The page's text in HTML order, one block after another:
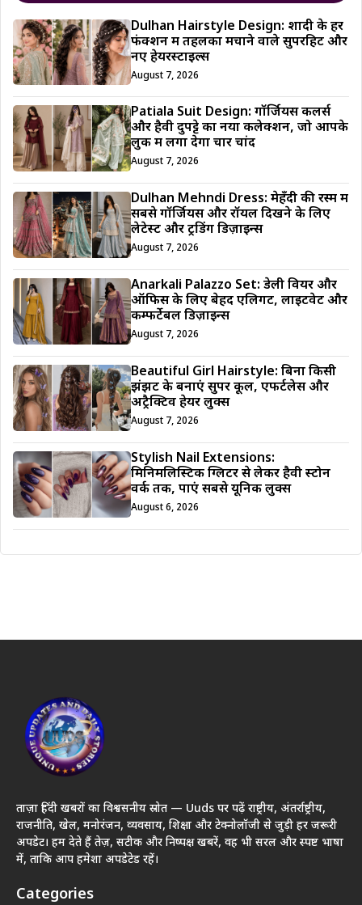
Dulhan Hairstyle Design: शादी के हर
फंक्शन में तहलका मचाने वाले सुपरहिट और
नए हेयरस्टाइल्स
August 7, 2026
Patiala Suit Design: गॉर्जियस कलर्स
और हैवी दुपट्टे का नया कलेक्शन, जो आपके
लुक में लगा देगा चार चांद
August 7, 2026
Dulhan Mehndi Dress: मेहँदी की रस्म में
सबसे गॉर्जियस और रॉयल दिखने के लिए
लेटेस्ट और ट्रेंडिंग डिज़ाइन्स
August 7, 2026
Anarkali Palazzo Set: डेली वियर और
ऑफिस के लिए बेहद एलिगेंट, लाइटवेट और
कम्फर्टेबल डिज़ाइन्स
August 7, 2026
Beautiful Girl Hairstyle: बिना किसी
झंझट के बनाएं सुपर कूल, एफर्टलेस और
अट्रैक्टिव हेयर लुक्स
August 7, 2026
Stylish Nail Extensions:
मिनिमलिस्टिक ग्लिटर से लेकर हैवी स्टोन
वर्क तक, पाएं सबसे यूनिक लुक्स
August 6, 2026
ताज़ा हिंदी खबरों का विश्वसनीय स्रोत — Uuds पर पढ़ें राष्ट्रीय, अंतर्राष्ट्रीय,
राजनीति, खेल, मनोरंजन, व्यवसाय, शिक्षा और टेक्नोलॉजी से जुड़ी हर जरूरी
अपडेट। हम देते हैं तेज़, सटीक और निष्पक्ष खबरें, वह भी सरल और स्पष्ट भाषा
में, ताकि आप हमेशा अपडेटेड रहें।
Categories